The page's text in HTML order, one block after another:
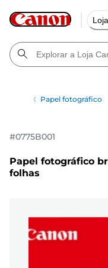
Loja
Papel fotográfico
#0775B001
Papel fotográfico
folhas